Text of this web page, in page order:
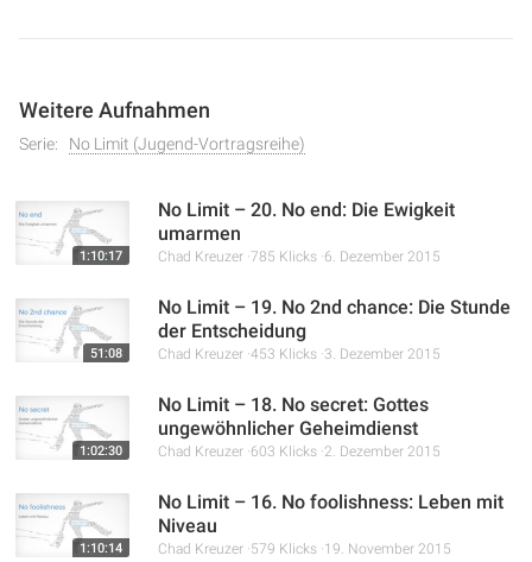
Weitere Aufnahmen
Serie: No Limit (Jugend-Vortragsreihe)
1:10:17
No Limit – 20. No end: Die Ewigkeit
umarmen
Chad Kreuzer 785 Klicks 6. Dezember 2015
51:08
No Limit – 19. No 2nd chance: Die Stunde
der Entscheidung
Chad Kreuzer 453 Klicks 3. Dezember 2015
1:02:30
No Limit – 18. No secret: Gottes
ungewöhnlicher Geheimdienst
Chad Kreuzer 603 Klicks 2. Dezember 2015
1:10:14
No Limit – 16. No foolishness: Leben mit
Niveau
Chad Kreuzer 579 Klicks 19. November 2015